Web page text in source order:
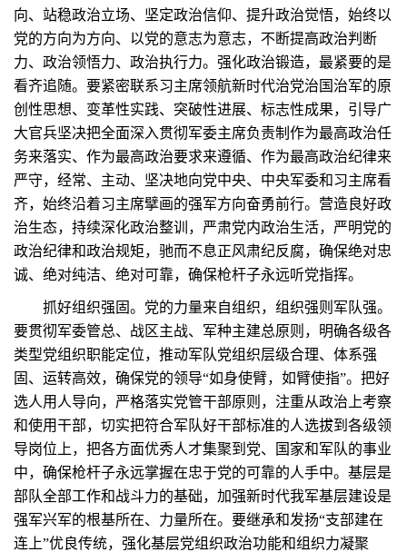
向、站稳政治立场、坚定政治信仰、提升政治觉悟，始终以
党的方向为方向、以党的意志为意志，不断提高政治判断
力、政治领悟力、政治执行力。强化政治锻造，最紧要的是
看齐追随。要紧密联系习主席领航新时代治党治国治军的原
创性思想、变革性实践、突破性进展、标志性成果，引导广
大官兵坚决把全面深入贯彻军委主席负责制作为最高政治任
务来落实、作为最高政治要求来遵循、作为最高政治纪律来
严守，经常、主动、坚决地向党中央、中央军委和习主席看
齐，始终沿着习主席擘画的强军方向奋勇前行。营造良好政
治生态，持续深化政治整训，严肃党内政治生活，严明党的
政治纪律和政治规矩，驰而不息正风肃纪反腐，确保绝对忠
诚、绝对纯洁、绝对可靠，确保枪杆子永远听党指挥。
抓好组织强固。党的力量来自组织，组织强则军队强。
要贯彻军委管总、战区主战、军种主建总原则，明确各级各
类型党组织职能定位，推动军队党组织层级合理、体系强
固、运转高效，确保党的领导“如身使臂，如臂使指”。把好
选人用人导向，严格落实党管干部原则，注重从政治上考察
和使用干部，切实把符合军队好干部标准的人选拔到各级领
导岗位上，把各方面优秀人才集聚到党、国家和军队的事业
中，确保枪杆子永远掌握在忠于党的可靠的人手中。基层是
部队全部工作和战斗力的基础，加强新时代我军基层建设是
强军兴军的根基所在、力量所在。要继承和发扬“支部建在
连上”优良传统，强化基层党组织政治功能和组织力凝聚